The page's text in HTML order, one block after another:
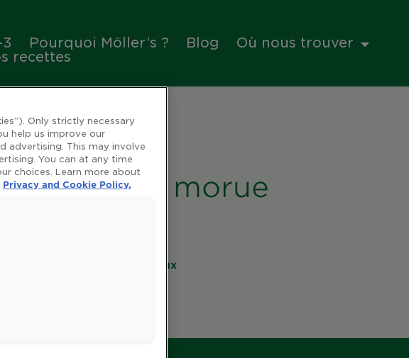
Pourquoi Möller’s ? Blog
Où nous trouver
recettes
de foie de morue
Vitamines et minéraux
Only strictly necessary
help us improve our
advertising. This may involve
You can at any time
choices. Learn more about
Privacy and Cookie Policy.